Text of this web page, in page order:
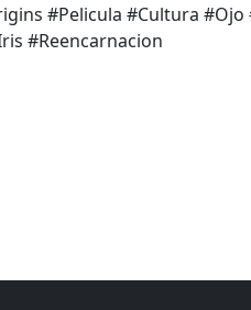
#Pelicula #Cultura
#Reencarnacion